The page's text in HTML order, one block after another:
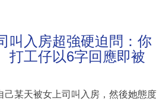
叫入房超強硬迫問：你
工仔以6字回應即被
己某天被女上司叫入房，然後她態度